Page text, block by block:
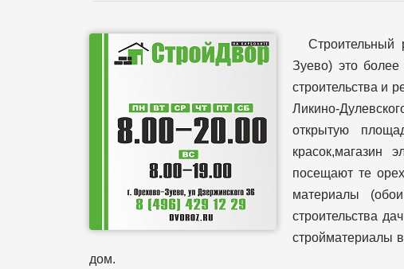
Строительный
Зуево) это
строительства и
Ликино-
открытую
красок,магазин
посещают те
материалы
строительства
стройматериалы
дом.